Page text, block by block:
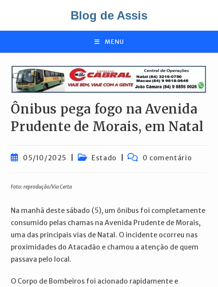
o
Blog de Assis
MENU
Ônibus pega fogo na Avenida
Prudente de Morais, em Natal
Post05/10/2025
Categoria
Estado
Comentários
0 comentário
Foto: reprodução/Via Certa
Na manhã deste sábado (5), um ônibus foi completamente
consumido pelas chamas na Avenida Prudente de Morais,
uma das principais vias de Natal. O incidente ocorreu nas
proximidades do Atacadão e chamou a atenção de quem
passava pelo local.
O Corpo de Bombeiros foi acionado rapidamente e